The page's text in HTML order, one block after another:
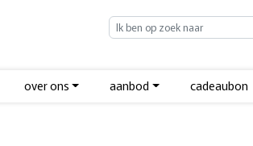
over ons aanbod cadeaubon